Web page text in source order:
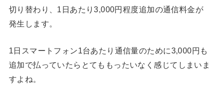
切り替わり、1日あたり3,000円程度追加の通信料金が
発生します。
1日スマートフォン1台あたり通信量のために3,000円も
追加で払っていたらとてももったいなく感じてしまいま
すよね。